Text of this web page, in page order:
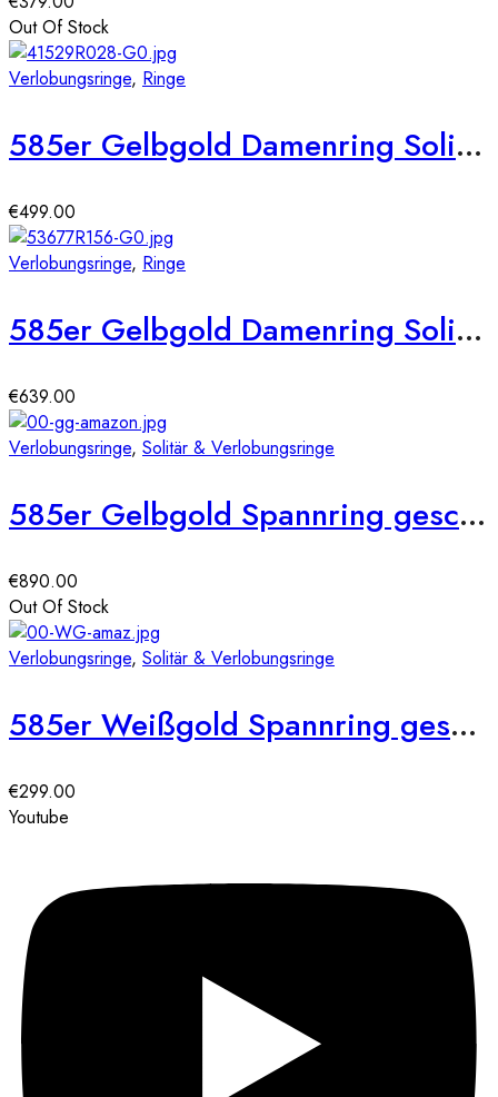
Out Of Stock
Verlobungsringe, Ringe
585er Gelbgold Damenring Solitair mit Zirkonia Square Gr. 54
€499.00
Verlobungsringe, Ringe
585er Gelbgold Damenring Solitair mit Zirkonia Gr. 54 Illusion 4er Krappe
€639.00
Verlobungsringe, Solitär & Verlobungsringe
585er Gelbgold Spannring geschwungen mit Diamant 0,15 ct.
€890.00
Out Of Stock
Verlobungsringe, Solitär & Verlobungsringe
585er Weißgold Spannring geschwungen mit Diamant 0,05 ct.
€299.00
Youtube